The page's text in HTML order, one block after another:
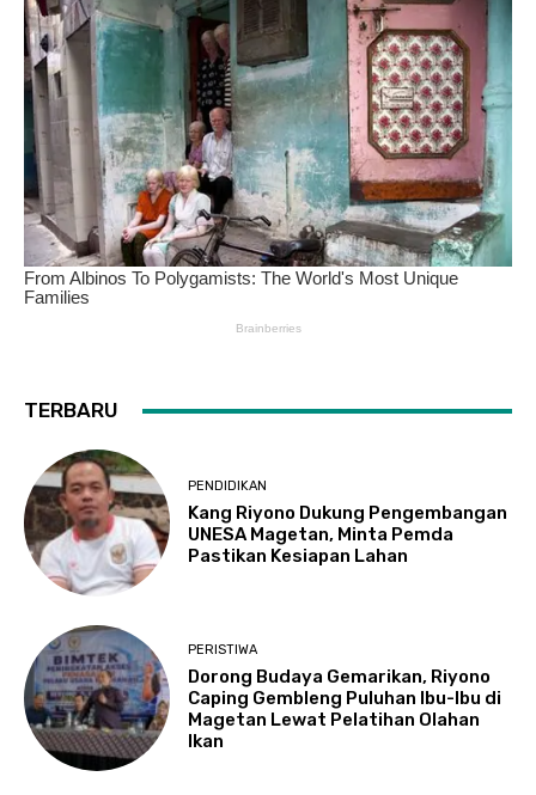
TERBARU
PENDIDIKAN
Kang Riyono Dukung Pengembangan
UNESA Magetan, Minta Pemda
Pastikan Kesiapan Lahan
PERISTIWA
Dorong Budaya Gemarikan, Riyono
Caping Gembleng Puluhan Ibu-Ibu di
Magetan Lewat Pelatihan Olahan
Ikan